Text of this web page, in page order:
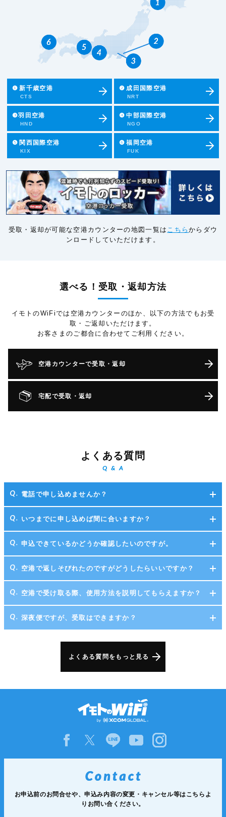
❶ 新千歳空港
CTS
❷ 成田国際空港
NRT
❸羽田空港
HND
❹ 中部国際空港
NGO
❺ 関西国際空港
KIX
❻ 福岡空港
FUK
受取・返却が可能な空港カウンターの地図一覧は こちらからダウ
ンロードしていただけます。
選べる！受取・返却方法
イモトのWiFiでは空港カウンターのほか、以下の方法でもお受
取・ご返却いただけます。
お客さまのご都合に合わせてご利用ください。
空港カウンターで受取・返却
宅配で受取・返却
よくある質問
Q & A
電話で申し込めませんか？
いつまでに申し込めば間に合いますか？
申込できているかどうか確認したいのですが。
空港で返しそびれたのですがどうしたらいいですか？
空港で受け取る際、使用方法を説明してもらえますか？
深夜便ですが、受取はできますか？
よくある質問をもっと見る
お申込前のお問合せや、申込み内容の変更・キャンセル等はこちらよ
りお問い合ください。